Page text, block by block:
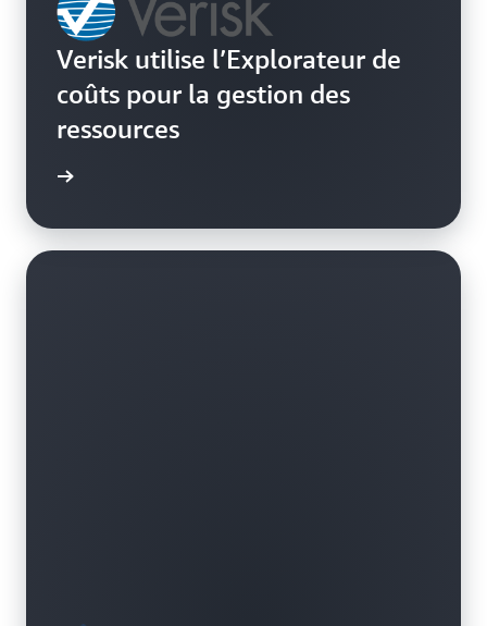
Verisk utilise l’Explorateur de
coûts pour la gestion des
ressources